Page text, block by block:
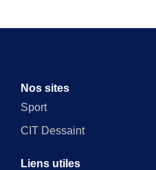
Nos sites
Sport
CIT Dessaint
Liens utiles